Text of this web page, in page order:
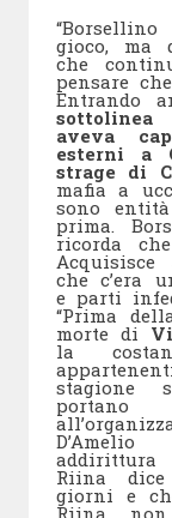
gioco, ma
che
pensare
Entrando
sottolinea
aveva
esterni a
strage di
mafia a
sono
prima.
ricorda
che c’era
e parti
“Prima
morte di
la
stagione
Riina
giorni e